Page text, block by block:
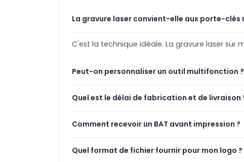
La gravure laser convient-elle aux porte-clés
C'est la technique idéale. La gravure laser sur
Peut-on personnaliser un outil multifonction ?
Quel est le délai de fabrication et de livraison
Comment recevoir un BAT avant impression ?
Quel format de fichier fournir pour mon logo ?